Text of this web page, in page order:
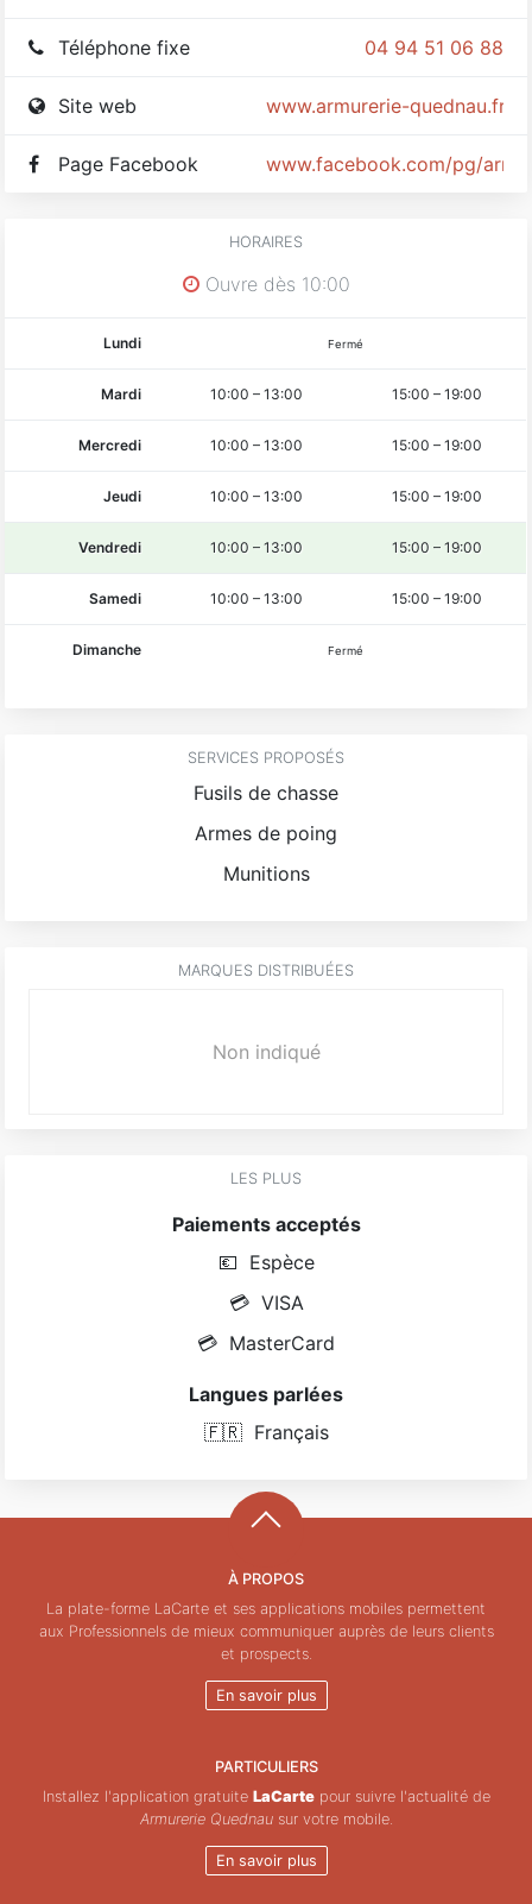
04 94 51 06 88
Téléphone fixe
www.armurerie-quednau.fr
Site web
www.facebook.com/pg/
Page Facebook
HORAIRES
Ouvre dès 10:00
Lundi Fermé
Mardi 10:00 – 13:00 15:00 – 19:00
Mercredi 10:00 – 13:00 15:00 – 19:00
Jeudi 10:00 – 13:00 15:00 – 19:00
Vendredi 10:00 – 13:00 15:00 – 19:00
Samedi 10:00 – 13:00 15:00 – 19:00
Dimanche Fermé
SERVICES PROPOSÉS
Fusils de chasse
Armes de poing
Munitions
MARQUES DISTRIBUÉES
Non indiqué
LES PLUS
Paiements acceptés
💶 Espèce
💳 VISA
💳 MasterCard
Langues parlées
🇫🇷 Français
À PROPOS
La plate-forme LaCarte et ses applications mobiles permettent
aux Professionnels de mieux communiquer auprès de leurs clients
et prospects.
En savoir plus
PARTICULIERS
Installez l'application gratuite LaCartepour suivre l'actualité de
Armurerie Quednausur votre mobile.
En savoir plus